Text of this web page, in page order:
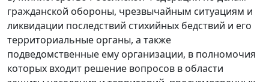
гражданской обороны, чрезвычайным ситуациям и
ликвидации последствий стихийных бедствий и его
территориальные органы, а также
подведомственные ему организации, в полномочия
которых входит решение вопросов в области